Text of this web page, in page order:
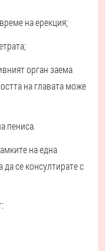
на ерекция;
орган заема
на главата може
пениса.
на една
се консултирате с